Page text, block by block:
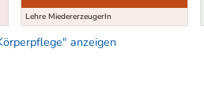
Lehre MiedererzeugerIn
anzeigen